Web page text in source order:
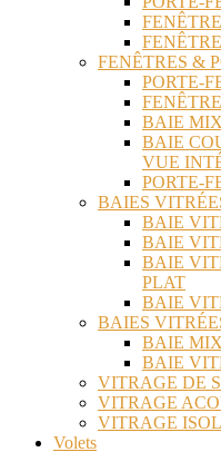
FENÊTRES &
PORTE-
BAIE
BAIE
VUE
PORTE-
BAIES
BAIE
BAIE
BAIE
PLAT
BAIE
BAIES
BAIE
BAIE
VITRAGE DE
VITRAGE
VITRAGE
Volets